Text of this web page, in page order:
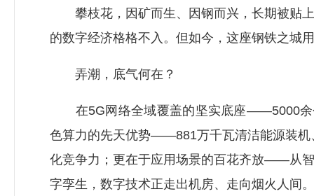
攀枝花，因矿而生、因钢而兴，长期被贴上“
的数字经济格格不入。但如今，这座钢铁之城
弄潮，底气何在？
在5G网络全域覆盖的坚实底座——5000余个
色算力的先天优势——881万千瓦清洁能源装机
化竞争力；更在于应用场景的百花齐放——从
字孪生，数字技术正走出机房、走向烟火人间。